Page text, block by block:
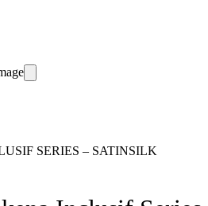
SERIES – SATINSILK